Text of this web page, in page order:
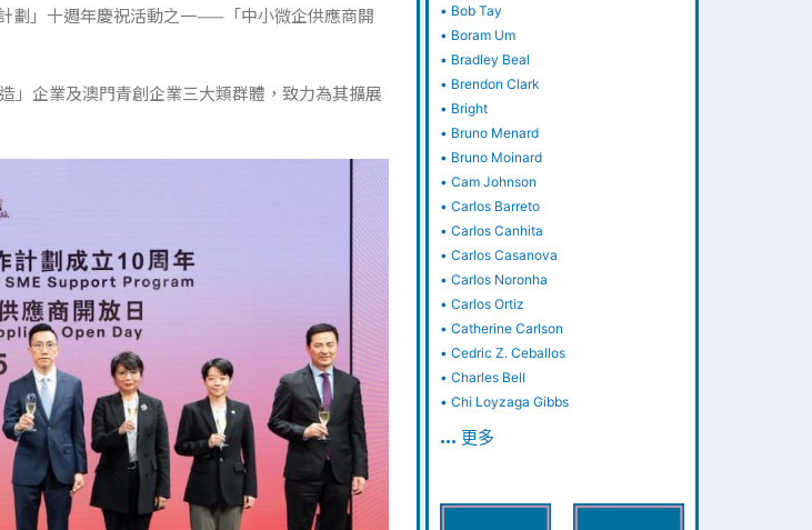
劃」十週年慶祝活動之一——「中小微企供應商開
」企業及澳門青創企業三大類群體，致力為其擴展
• Bob Tay
• Boram Um
• Bradley Beal
• Brendon Clark
• Bright
• Bruno Menard
• Bruno Moinard
•Cam Johnson
•Carlos Barreto
•Carlos Canhita
•Carlos Casanova
•Carlos Noronha
•Carlos Ortiz
•Catherine Carlson
•Cedric Z. Ceballos
•Charles Bell
•Chi Loyzaga Gibbs
… 更多